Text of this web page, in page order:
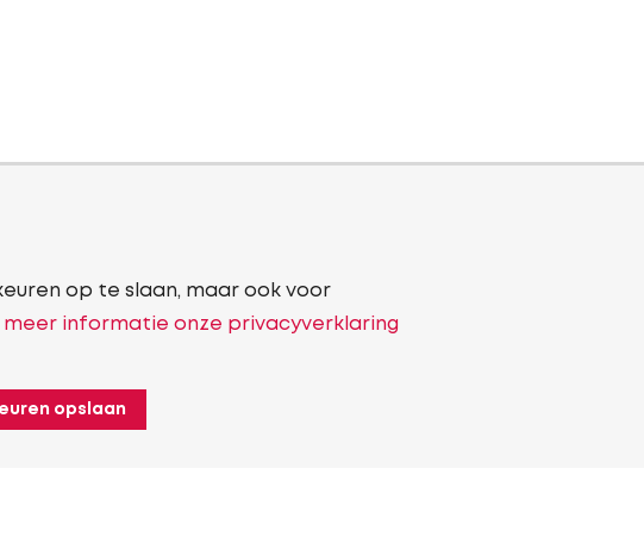
op te slaan, maar ook voor
meer informatie onze privacyverklaring
opslaan